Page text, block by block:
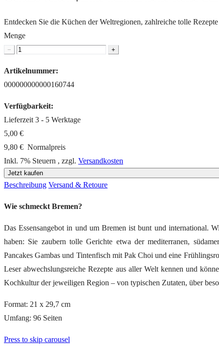
Entdecken Sie die Küchen der Weltregionen, zahlreiche tolle
Menge
− +
Artikelnummer:
000000000000160744
Verfügbarkeit:
Lieferzeit 3 - 5 Werktage
5,00 €
9,80 € Normalpreis
Inkl. 7% Steuern , zzgl. Versandkosten
Jetzt kaufen
Beschreibung Versand & Retoure
Wie schmeckt Bremen?
Das Essensangebot in und um Bremen ist bunt und international.
haben: Sie zaubern tolle Gerichte etwa der mediterranen,
Pancakes Gambas und Tintenfisch mit Pak Choi und eine
Leser abwechslungsreiche Rezepte aus aller Welt kennen und
Kochkultur der jeweiligen Region – von typischen Zutaten, über
Format: 21 x 29,7 cm
Umfang: 96 Seiten
Press to skip carousel